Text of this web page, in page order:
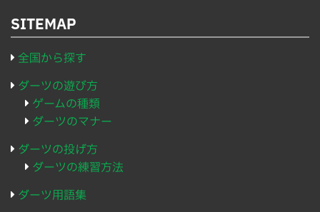
SITEMAP
全国から探す
ダーツの遊び方
ゲームの種類
ダーツのマナー
ダーツの投げ方
ダーツの練習方法
ダーツ用語集